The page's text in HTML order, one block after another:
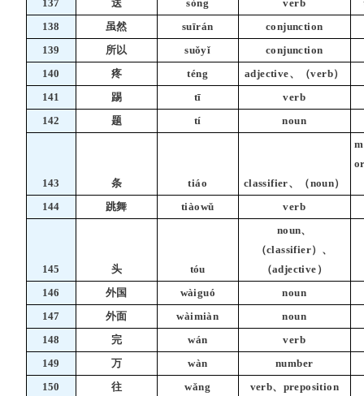
137 送 sòng verb
138
虽然 suīrán
conjunction
139
所以 suǒyǐ
conjunction
140
疼 téng
adjective、（verb）
141
踢 tī
verb
142
题 tí noun
143 条 tiáo classifier、（noun）
144 跳舞 tiàowǔ verb
145 头 tóu
noun、
（classifier）、
（adjective）
146 外国 wàiguó
noun
147
外面 wàimiàn
noun
148
完 wán
verb
149
万 wàn
number
150
往 wǎng
verb、preposition